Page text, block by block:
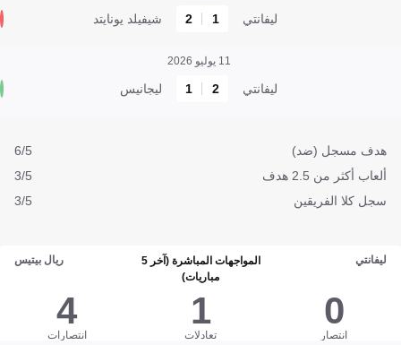
ليفانتي 1
2 شيفيلد يونايتد
11 يوليو 2026
ليفانتي 2
1 ليجانيس
هدف مسجل (ضد)
6/5
ألعاب أكثر من 2.5 هدف
3/5
سجل كلا الفريقين
3/5
ليفانتي
المواجهات المباشرة (آخر 5
مباريات)
ريال بيتيس
0
انتصار
1
تعادلات
4
انتصارات